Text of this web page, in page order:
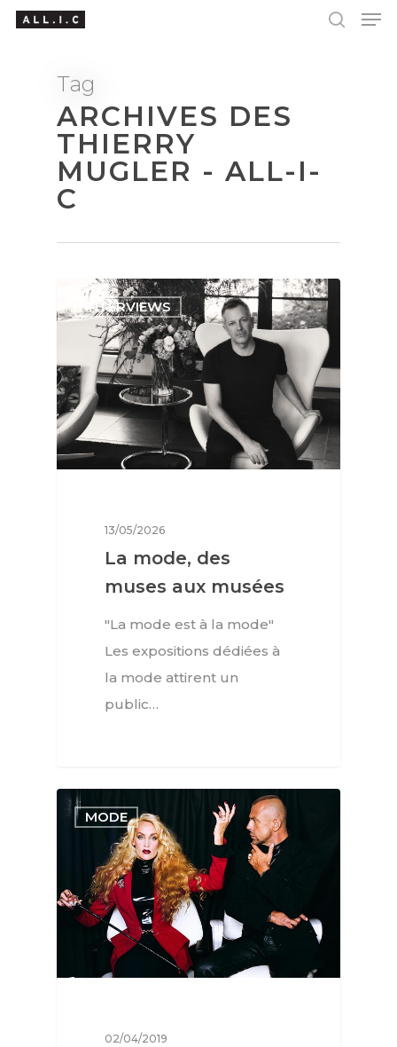
Hit enter to search or ESC to close
Tag
ARCHIVES DES
THIERRY
MUGLER - ALL-I-
C
INTERVIEWS
13/05/2026
La mode, des
muses aux musées
"La mode est à la mode"
Les expositions dédiées à
la mode attirent un
public…
MODE
02/04/2019